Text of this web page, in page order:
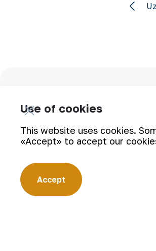
enterprise employing the latest
cycle: from geological exploration to
become recognizable brand for
Use of cookies
This website uses cookies.
«Accept» to accept our
Accept